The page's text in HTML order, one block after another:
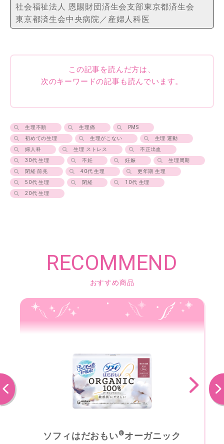
社会福祉法人 恩賜財団済生会支部東京都済生会
東京都済生会中央病院／産婦人科医
この記事を読んだ方は、
次のキーワードの記事も読んでいます。
生理不順 生理痛
PMS
初めての生理
生理がこない
生理 運動
婦人科
生理 ストレス
不正出血
30代 生理
不妊 妊娠
生理周期
閉経 前兆
40代 生理
更年期 生理
50代 生理
閉経
10代 生理
20代 生理
RECOMMEND
おすすめ商品
ソフィはだおもい®オーガニック
前へ 次へ